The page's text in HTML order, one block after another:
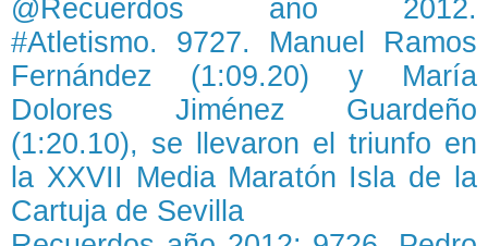
@Recuerdos año 2012.
#Atletismo. 9727. Manuel Ramos
Fernández (1:09.20) y María
Dolores Jiménez Guardeño
(1:20.10), se llevaron el triunfo en
la XXVII Media Maratón Isla de la
Cartuja de Sevilla